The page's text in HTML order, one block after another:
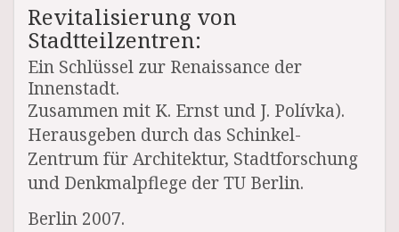
Revitalisierung von
Stadtteilzentren:
Ein Schlüssel zur Renaissance der
Innenstadt.
Zusammen mit K. Ernst und J. Polívka).
Herausgeben durch das Schinkel-
Zentrum für Architektur, Stadtforschung
und Denkmalpflege der TU Berlin.
Berlin 2007.